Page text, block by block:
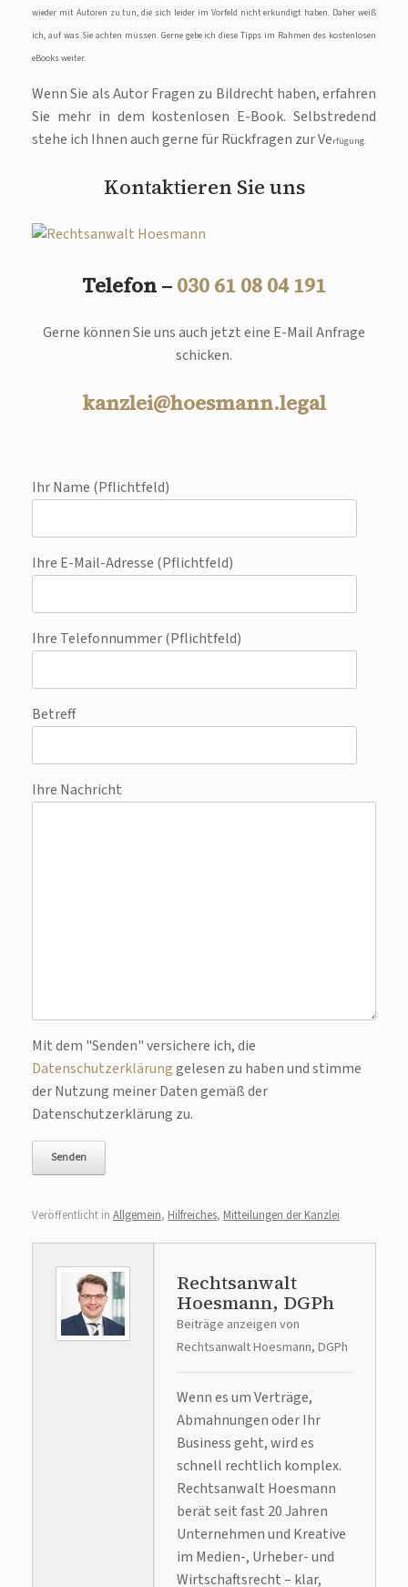
wieder mit Autoren zu tun, die sich leider im Vorfeld nicht erkundigt haben. Daher weiß
ich, auf was Sie achten müssen. Gerne gebe ich diese Tipps im Rahmen des kostenlosen
eBooks weiter.
Wenn Sie als Autor Fragen zu Bildrecht haben, erfahren
Sie mehr in dem kostenlosen E-Book. Selbstredend
stehe ich Ihnen auch gerne für Rückfragen zur Verfügung.
Kontaktieren Sie uns
Telefon – 030 61 08 04 191
Gerne können Sie uns auch jetzt eine E-Mail Anfrage
schicken.
kanzlei@hoesmann.legal
Ihr Name (Pflichtfeld)
Ihre E-Mail-Adresse (Pflichtfeld)
Ihre Telefonnummer (Pflichtfeld)
Betreff
Ihre Nachricht
Bitte lasse dieses Feld leer.
Mit dem "Senden" versichere ich, die
Datenschutzerklärunggelesen zu haben und stimme
der Nutzung meiner Daten gemäß der
Datenschutzerklärung zu.
Veröffentlicht in Allgemein, Hilfreiches, Mitteilungen der Kanzlei.
Rechtsanwalt
Hoesmann, DGPh
Beiträge anzeigen von
Rechtsanwalt Hoesmann, DGPh
Wenn es um Verträge,
Abmahnungen oder Ihr
Business geht, wird es
schnell rechtlich komplex.
Rechtsanwalt Hoesmann
berät seit fast 20 Jahren
Unternehmen und Kreative
im Medien-, Urheber- und
Wirtschaftsrecht – klar,